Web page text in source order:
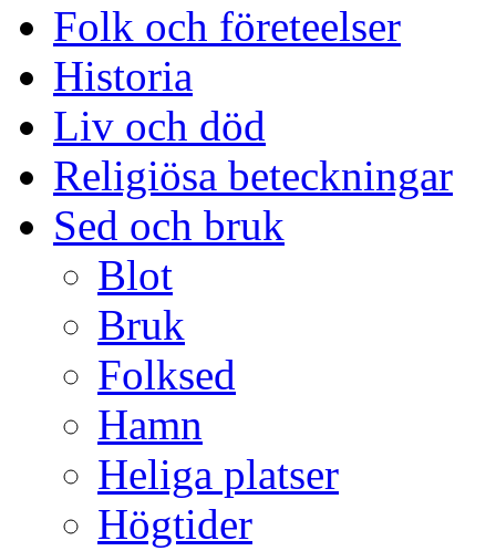
Folk och företeelser
Historia
Liv och död
Religiösa beteckningar
Sed och bruk
Blot
Bruk
Folksed
Hamn
Heliga platser
Högtider